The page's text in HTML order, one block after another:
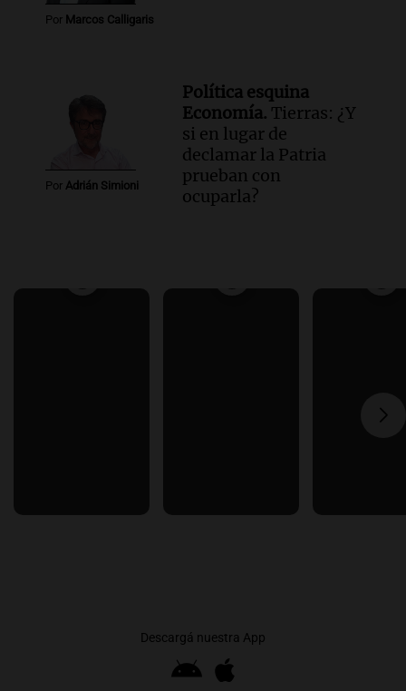
Por Marcos Calligaris
Por Adrián Simioni
Política esquina
Economía. Tierras: ¿Y
si en lugar de
declamar la Patria
prueban con
ocuparla?
Descargá nuestra App